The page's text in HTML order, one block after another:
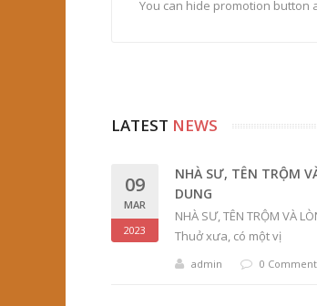
You can hide promotion
LATEST NEWS
09
MAR
2023
NHÀ SƯ, TÊN TRỘM
DUNG
NHÀ SƯ, TÊN TRỘM VÀ
Thuở xưa, có một vị
admin 0